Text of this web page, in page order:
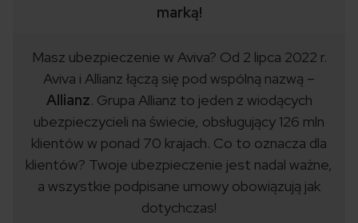
marką!
Masz ubezpieczenie w Aviva? Od 2 lipca 2022 r.
Aviva i Allianz łączą się pod wspólną nazwą –
Allianz. Grupa Allianz to jeden z wiodących
ubezpieczycieli na świecie, obsługujący 126 mln
klientów w ponad 70 krajach. Co to oznacza dla
klientów? Twoje ubezpieczenie jest nadal ważne,
a wszystkie podpisane umowy obowiązują jak
dotychczas!